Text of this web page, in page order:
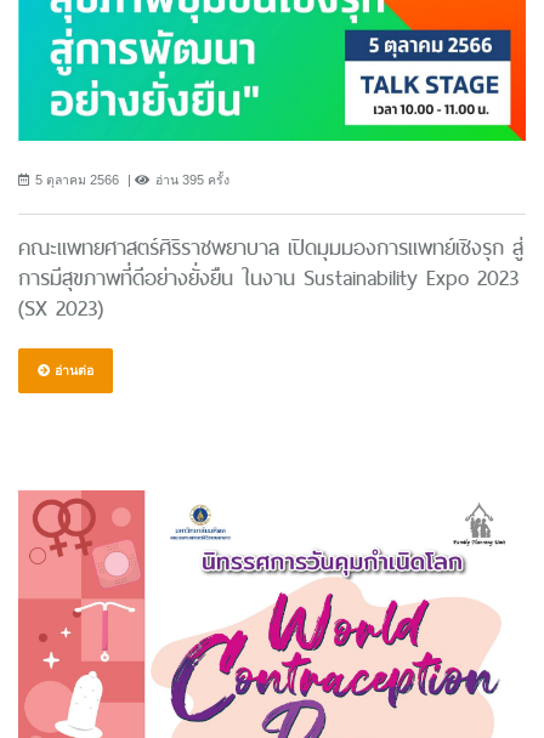
5 ตุลาคม 2566 อ่าน 395 ครั้ง
คณะแพทยศาสตร์ศิริราชพยาบาล เปิดมุมมองการแพทย์เชิงรุก สู่
การมีสุขภาพที่ดีอย่างยั่งยืน ในงาน Sustainability Expo 2023
(SX 2023)
อ่านต่อ